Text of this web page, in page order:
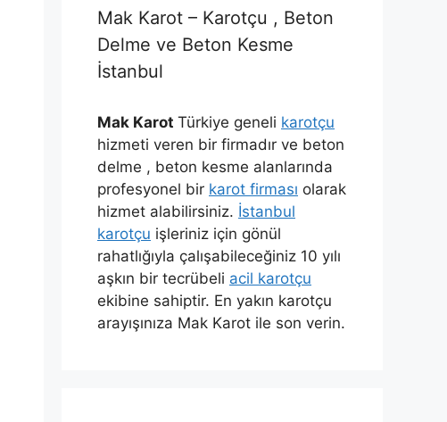
Mak Karot – Karotçu , Beton
Delme ve Beton Kesme
İstanbul
Mak Karot Türkiye geneli karotçu
hizmeti veren bir firmadır ve beton
delme , beton kesme alanlarında
profesyonel bir karot firması olarak
hizmet alabilirsiniz. İstanbul
karotçu işleriniz için gönül
rahatlığıyla çalışabileceğiniz 10 yılı
aşkın bir tecrübeli acil karotçu
ekibine sahiptir. En yakın karotçu
arayışınıza Mak Karot ile son verin.